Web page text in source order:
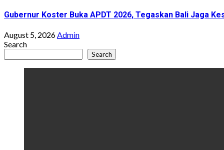
Gubernur Koster Buka APDT 2026, Tegaskan Bali Jaga
August 5, 2026Admin
Search
Search